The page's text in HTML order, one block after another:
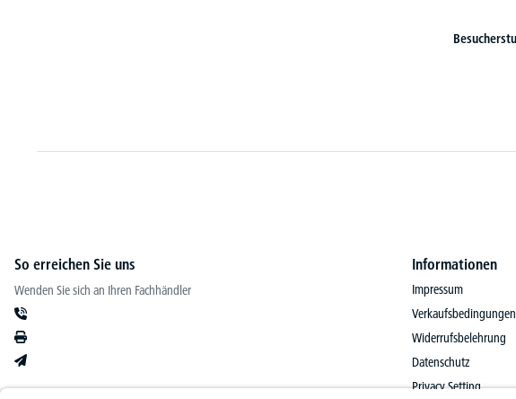
So erreichen Sie uns
Wenden Sie sich an Ihren Fachhändler
Informationen
Impressum
Verkaufsbedingungen
Widerrufsbelehrung
Datenschutz
Privacy Setting